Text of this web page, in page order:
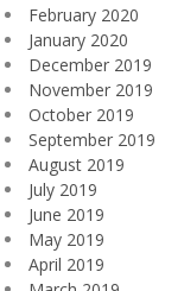
February 2020
January 2020
December 2019
November 2019
October 2019
September 2019
August 2019
July 2019
June 2019
May 2019
April 2019